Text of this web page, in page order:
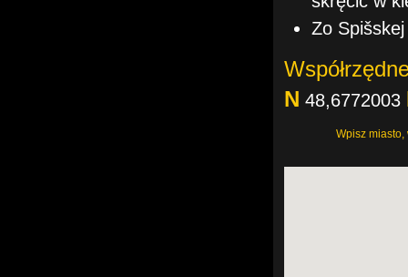
Zo
N 48,6772003
Wpisz